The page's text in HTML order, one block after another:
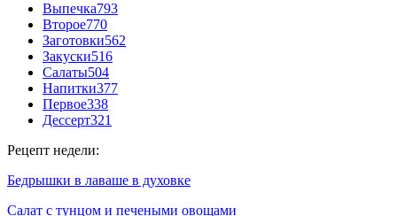
Выпечка793
Второе770
Заготовки562
Закуски516
Салаты504
Напитки377
Первое338
Дессерт321
Рецепт недели:
Бедрышки в лаваше в духовке
Салат с тунцом и печеными овощами